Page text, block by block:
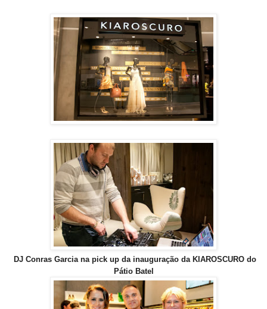
DJ Conras Garcia na pick up da inauguração da KIAROSCURO do
Pátio Batel